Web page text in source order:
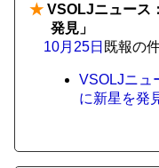
★ VSOLJニュース
発見」
10月25日 既報の件
VSOLJニュ
に新星を発